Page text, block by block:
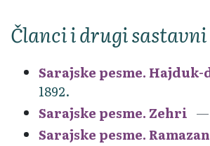
Članci i drugi
Sarajske pesme. Hajduk-
1892.
Sarajske pesme. Zehri
Sarajske pesme. Ramazan